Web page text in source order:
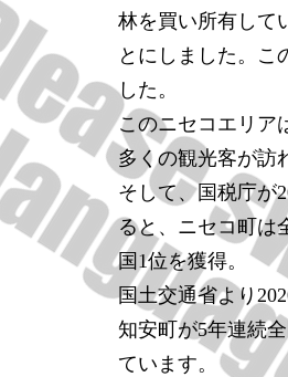
林を買い所有して
とにしました。こ
した。
このニセコエリア
多くの観光客が訪
そして、国税庁が
ると、ニセコ町は
国 1位を獲得。
国土交通省より
知安町が5年連続
ています。